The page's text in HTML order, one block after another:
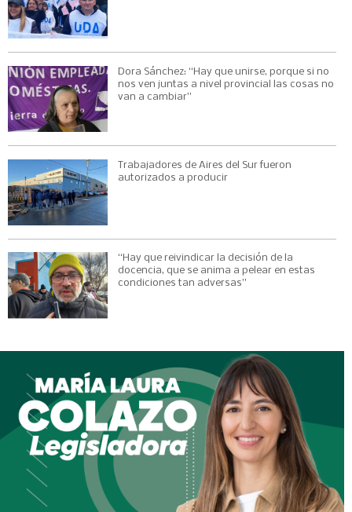
Dora Sánchez: “Hay que unirse, porque si no
nos ven juntas a nivel provincial las cosas no
van a cambiar”
Trabajadores de Aires del Sur fueron
autorizados a producir
“Hay que reivindicar la decisión de la
docencia, que se anima a pelear en estas
condiciones tan adversas”